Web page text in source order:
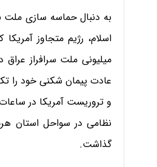
به دنبال حماسه سازی ملت
اسلام، رژیم متجاوز
میلیونی ملت سرافراز
عادت پیمان شکنی خود را
و تروریست آمریکا در
نظامی در سواحل استان
گذاشت.